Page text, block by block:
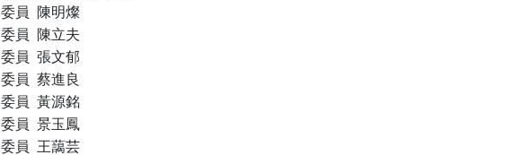
委員  陳明燦
委員  陳立夫
委員  張文郁
委員  蔡進良
委員  黃源銘
委員  景玉鳳
委員  王藹芸